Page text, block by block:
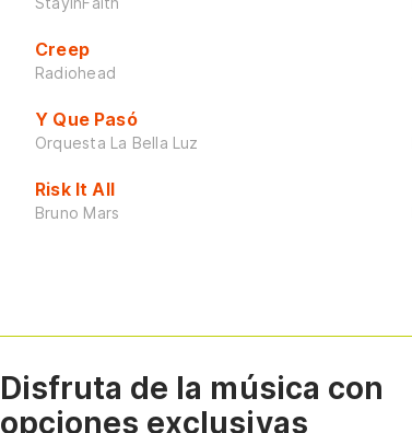
Creep
Radiohead
Y Que Pasó
Orquesta La Bella Luz
Risk It All
Bruno Mars
Disfruta de la música con
opciones exclusivas